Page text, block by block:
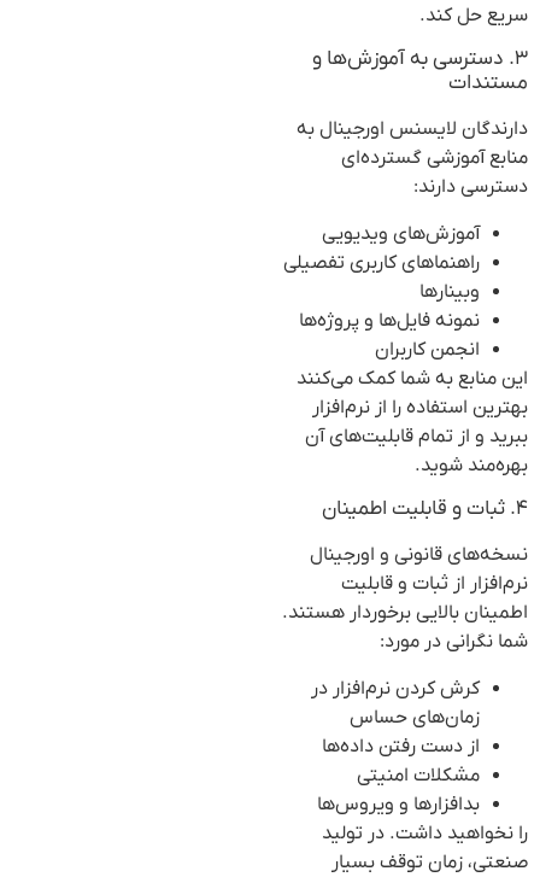
سریع حل کند.
۳. دسترسی به آموزش‌ها و
مستندات
دارندگان لایسنس اورجینال به
منابع آموزشی گسترده‌ای
دسترسی دارند:
آموزش‌های ویدیویی
راهنماهای کاربری تفصیلی
وبینارها
نمونه فایل‌ها و پروژه‌ها
انجمن کاربران
این منابع به شما کمک می‌کنند
بهترین استفاده را از نرم‌افزار
ببرید و از تمام قابلیت‌های آن
بهره‌مند شوید.
۴. ثبات و قابلیت اطمینان
نسخه‌های قانونی و اورجینال
نرم‌افزار از ثبات و قابلیت
اطمینان بالایی برخوردار هستند.
شما نگرانی در مورد:
کرش کردن نرم‌افزار در
زمان‌های حساس
از دست رفتن داده‌ها
مشکلات امنیتی
بدافزارها و ویروس‌ها
را نخواهید داشت. در تولید
صنعتی، زمان توقف بسیار